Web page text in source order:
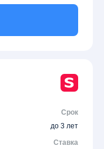
Срок
до 3 лет
Ставка